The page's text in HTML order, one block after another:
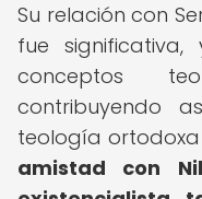
Su relación con
fue
conceptos
contribuyendo
teología ortodoxa
amistad con